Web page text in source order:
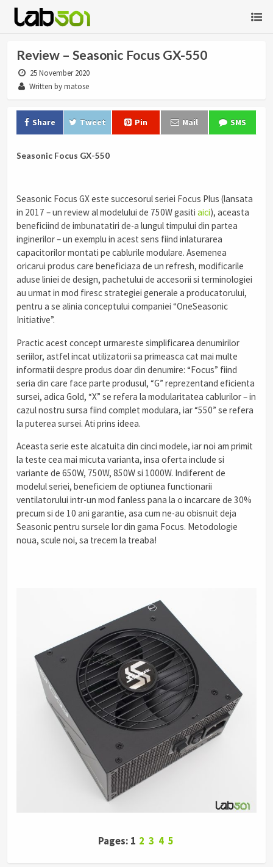
Review – Seasonic Focus GX-550
25 November 2020
Written by matose
Share Tweet Pin Mail SMS
Seasonic Focus GX-550
Seasonic Focus GX este succesorul seriei Focus Plus (lansata
in 2017 – un review al modelului de 750W gasiti aici), aceasta
beneficiind de imbunatatiri de-a lungul timpului din partea
inginerilor – un exemplu in acest sens fiind inlaturarea
capacitorilor montati pe cablurile modulare. Asemenea
oricarui produs care beneficiaza de un refresh, modificarile
aduse liniei de design, pachetului de accesorii si terminologiei
au urmat in mod firesc strategiei generale a producatorului,
pentru a se alinia conceptului companiei “OneSeasonic
Initiative”.
Practic acest concept urmareste simplificarea denumirilor
seriilor, astfel incat utilizatorii sa primeasca cat mai multe
informatii despre produs doar din denumire: “Focus” fiind
seria din care face parte produsul, “G” reprezentand eficienta
sursei, adica Gold, “X” se refera la modularitatea cablurilor – in
cazul nostru sursa fiind complet modulara, iar “550” se refera
la puterea sursei. Ati prins ideea.
Aceasta serie este alcatuita din cinci modele, iar noi am primit
la teste cea mai micuta varianta, insa oferta include si
variante de 650W, 750W, 850W si 1000W. Indiferent de
modelul seriei, beneficiem de optiunea functionarii
ventilatorului intr-un mod fanless pana la o incarcare de 30%
precum si de 10 ani garantie, asa cum ne-au obisnuit deja
Seasonic pentru sursele lor din gama Focus. Metodologie
noua, scule noi, sa trecem la treaba!
Pages: 1 2 3 4 5